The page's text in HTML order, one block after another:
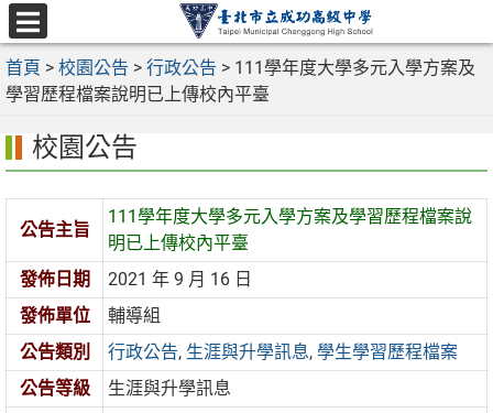
跳
至
主
要
區
選
單
首頁 > 校園公告 > 行政公告 > 111學年度大學多元入學方案及
學習歷程檔案說明已上傳校內平臺
校園公告
公告主旨
111學年度大學多元入學方案及學習歷程檔案說
明已上傳校內平臺
發佈日期
2021 年 9 月 16 日
發佈單位
輔導組
公告類別
行政公告, 生涯與升學訊息,學生學習歷程檔案
公告等級
生涯與升學訊息